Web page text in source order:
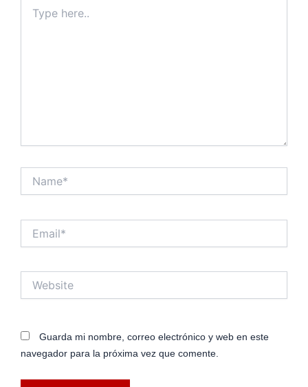
here..
Guarda mi nombre, correo electrónico y web en este
navegador para la próxima vez que comente.